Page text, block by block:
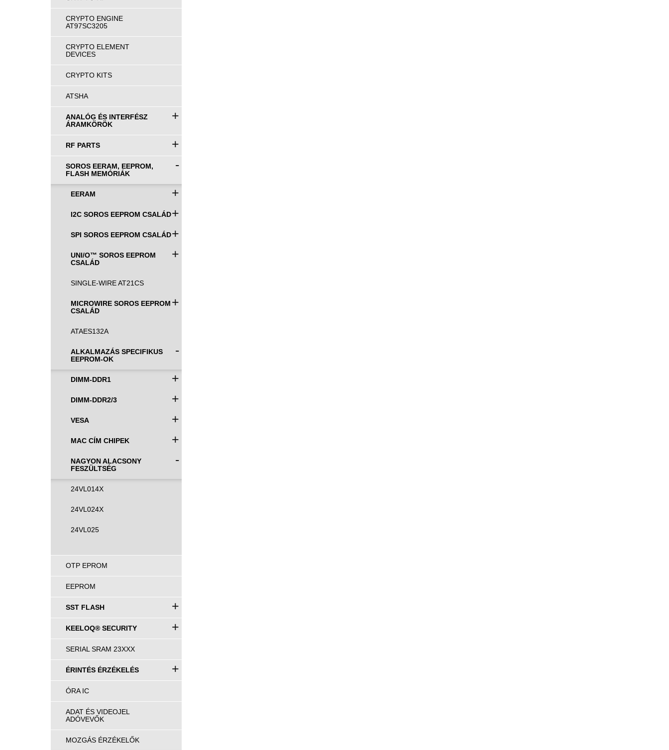
CRYPTO ENGINE
AT97SC3205
CRYPTO ELEMENT
DEVICES
CRYPTO KITS
ATSHA
ANALÓG ÉS INTERFÉSZ
ÁRAMKÖRÖK
+
RF PARTS +
SOROS EERAM, EEPROM,
FLASH MEMÓRIÁK
-
EERAM +
I2C SOROS EEPROM CSALÁD+
SPI SOROS EEPROM CSALÁD+
UNI/O™ SOROS EEPROM
CSALÁD
+
SINGLE-WIRE AT21CS
MICROWIRE SOROS EEPROM
CSALÁD
+
ATAES132A
ALKALMAZÁS SPECIFIKUS
EEPROM-OK
-
DIMM-DDR1 +
DIMM-DDR2/3 +
VESA +
MAC CÍM CHIPEK +
NAGYON ALACSONY
FESZÜLTSÉG
-
24VL014X
24VL024X
24VL025
OTP EPROM
EEPROM
SST FLASH +
KEELOQ® SECURITY +
SERIAL SRAM 23XXX
ÉRINTÉS ÉRZÉKELÉS +
ÓRA IC
ADAT ÉS VIDEOJEL
ADÓVEVŐK
MOZGÁS ÉRZÉKELŐK